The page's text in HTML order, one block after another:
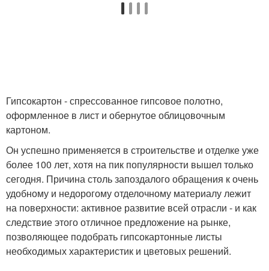
Потолок к отделке
Гипсокартон - спрессованное гипсовое полотно,
оформленное в лист и обернутое облицовочным
картоном.
Он успешно применяется в строительстве и отделке уже
более 100 лет, хотя на пик популярности вышел только
сегодня. Причина столь запоздалого обращения к очень
удобному и недорогому отделочному материалу лежит
на поверхности: активное развитие всей отрасли - и как
следствие этого отличное предложение на рынке,
позволяющее подобрать гипсокартонные листы
необходимых характеристик и цветовых решений.